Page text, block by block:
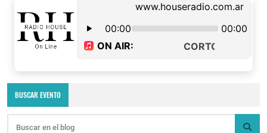
BUSCAR EVENTO